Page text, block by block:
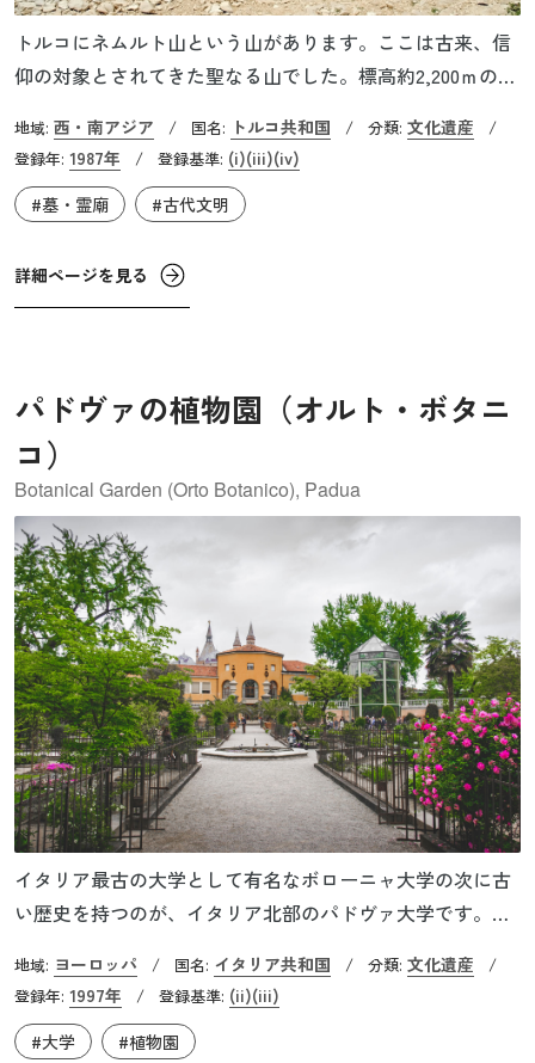
トルコにネムルト山という山があります。ここは古来、信
仰の対象とされてきた聖なる山でした。標高約2,200ｍの山
た、直径150mの巨大な円錐型の墳墓があります。この墓が
築かれたのは紀元前1世紀。コンマゲネ王国という小国の王
であったアンティオコス1世が自らのために築いたもので
りますが、その全貌はいまだに解明されていません。
地域: 西・南アジア / 国名: トルコ共和国 / 分類: 文化遺産
/
登録年: 1987年 / 登録基準: (i)(iii)(iv)
#墓・霊廟
#古代文明
詳細ページを見る
パドヴァの植物園（オルト・ボタニ
コ）
Botanical Garden (Orto Botanico), Padua
イタリア最古の大学として有名なボローニャ大学の次に古
い歴史を持つのが、イタリア北部のパドヴァ大学です。こ
設当初からずっと同じ場所にあります。世界を表す円環状
にデザインされた中心部分は、当時の建築家アンドレア・
モロニが設計したものです。イタリアで初めてジャガイ
地域: ヨーロッパ / 国名: イタリア共和国 / 分類: 文化遺産
/
登録年: 1997年 / 登録基準: (ii)(iii)
#大学
#植物園